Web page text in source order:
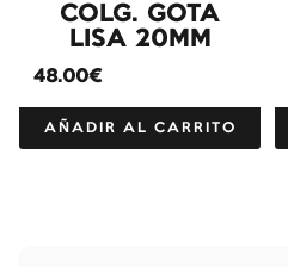
COLG. GOTA
LISA 20MM
48.00€
AÑADIR AL CARRITO